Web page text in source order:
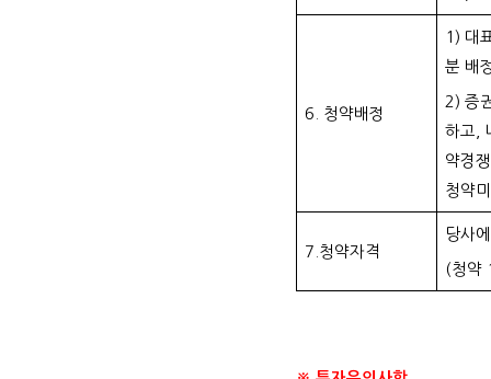
6. 청약배정
1) 대
분 배
2) 증
하고,
약경
청약
7.청약자격
당사
(청약